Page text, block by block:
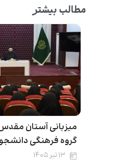
مطالب بیشتر
میزبانی آستان
گروه فرهنگی
۱۳ تیر ۱۴۰۵